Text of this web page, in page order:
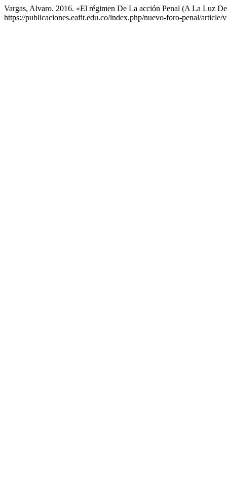
Vargas, Alvaro. 2016. «El régimen De La acción Penal (A La Luz
https://publicaciones.eafit.edu.co/index.php/nuevo-foro-penal/article/